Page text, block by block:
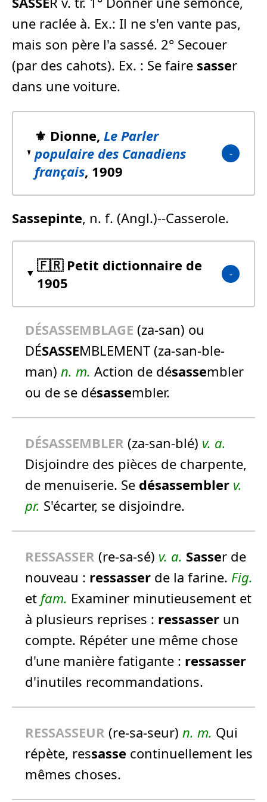
une raclée à. Ex.: Il ne s'en vante pas,
mais son père l'a sassé. 2° Secouer
(par des cahots). Ex. : Se faire sasser
dans une voiture.
⚜️ Dionne, Le Parler
populaire des Canadiens
français, 1909
Sassepinte, n. f. (Angl.)--Casserole.
🇫🇷 Petit dictionnaire de
1905
DÉSASSEMBLAGE (za-san) ou
DÉSASSEMBLEMENT (za-san-ble-
man) n. m. Action de désassembler
ou de se désassembler.
DÉSASSEMBLER (za-san-blé) v. a.
Disjoindre des pièces de charpente,
de menuiserie. Se désassembler v.
pr. S'écarter, se disjoindre.
RESSASSER (re-sa-sé) v. a. Sasser de
nouveau : ressasser de la farine. Fig.
et fam. Examiner minutieusement et
à plusieurs reprises : ressasser un
compte. Répéter une même chose
d'une manière fatigante : ressasser
d'inutiles recommandations.
RESSASSEUR (re-sa-seur) n. m. Qui
répète, ressasse continuellement les
mêmes choses.